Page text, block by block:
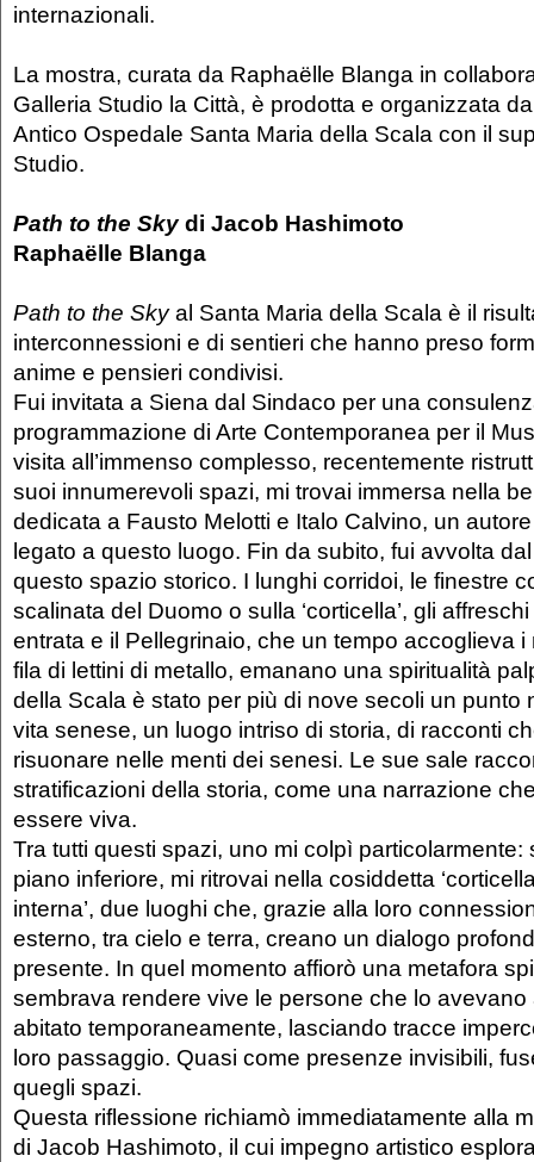
internazionali.
La mostra, curata da Raphaëlle Blanga in
Galleria Studio la Città, è prodotta e organizzata
Antico Ospedale Santa Maria della Scala con il
Studio.
Path to the Skydi Jacob Hashimoto
Raphaëlle Blanga
Path to the Skyal Santa Maria della Scala è il
interconnessioni e di sentieri che hanno preso
anime e pensieri condivisi.
Fui invitata a Siena dal Sindaco per una
programmazione di Arte Contemporanea per il
visita all’immenso complesso, recentemente
suoi innumerevoli spazi, mi trovai immersa nella
dedicata a Fausto Melotti e Italo Calvino, un
legato a questo luogo. Fin da subito, fui avvolta
questo spazio storico. I lunghi corridoi, le finestre
scalinata del Duomo o sulla ‘corticella’, gli
entrata e il Pellegrinaio, che un tempo accoglieva
fila di lettini di metallo, emanano una spiritualità
della Scala è stato per più di nove secoli un punto
vita senese, un luogo intriso di storia, di racconti
risuonare nelle menti dei senesi. Le sue sale
stratificazioni della storia, come una narrazione
essere viva.
Tra tutti questi spazi, uno mi colpì particolarmente:
piano inferiore, mi ritrovai nella cosiddetta
interna’, due luoghi che, grazie alla loro
esterno, tra cielo e terra, creano un dialogo
presente. In quel momento affiorò una metafora
sembrava rendere vive le persone che lo avevano
abitato temporaneamente, lasciando tracce
loro passaggio. Quasi come presenze invisibili,
quegli spazi.
Questa riflessione richiamò immediatamente alla
di Jacob Hashimoto, il cui impegno artistico